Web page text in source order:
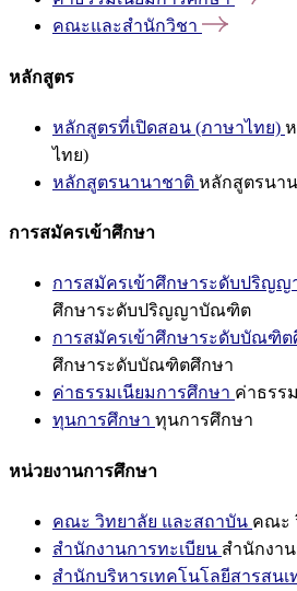
คณะและสำนักวิชา
หลักสูตร
หลักสูตรที่เปิดสอน (ภาษาไทย)
ไทย)
หลักสูตรนานาชาติ หลักสูตรนา
การสมัครเข้าศึกษา
การสมัครเข้าศึกษาระดับปริญ
ศึกษาระดับปริญญาบัณฑิต
การสมัครเข้าศึกษาระดับบัณฑิต
ศึกษาระดับบัณฑิตศึกษา
ค่าธรรมเนียมการศึกษา ค่าธรร
ทุนการศึกษา ทุนการศึกษา
หน่วยงานการศึกษา
คณะ วิทยาลัย และสถาบัน คณะ
สำนักงานการทะเบียน สำนักงา
สำนักบริหารเทคโนโลยีสารสนเ